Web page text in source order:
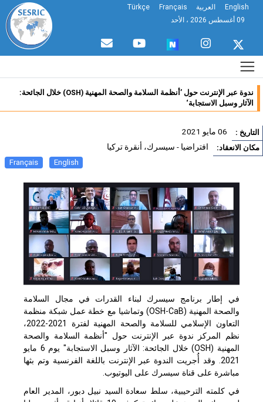
English العربية Français
Türkçe
ندوة عبر الإنترنت حول ’أنظمة السلامة والصحة المهنية (OSH) خلال الجائحة:
الآثار وسبل الاستجابة‘
: 06 مايو 2021
الانعقاد: افتراضيا - سيسرك، أنقرة تركيا
English
Français
في إطار برنامج سيسرك لبناء القدرات في مجال السلامة
والصحة المهنية (OSH-CaB) وتماشيا مع خطة عمل شبكة منظمة
التعاون الإسلامي للسلامة والصحة المهنية لفترة 2021-2022،
نظم المركز ندوة عبر الإنترنت حول "أنظمة السلامة والصحة
المهنية (OSH
) خلال الجائحة: الآثار وسبل الاستجابة" يوم 6 مايو
2021. وقد أُجريت الندوة عبر الإنترنت باللغة الفرنسية وتم بثها
مباشرة على قناة سيسرك على اليوتيوب.
في كلمته الترحيبية، سلط سعادة السيد نبيل دبور، المدير العام